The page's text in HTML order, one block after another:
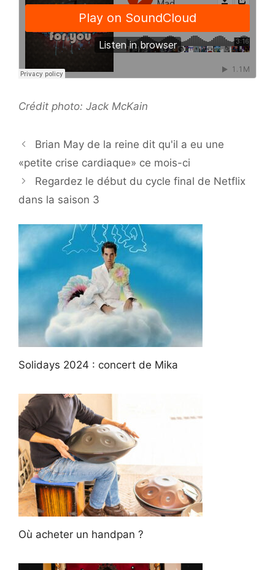
Crédit photo: Jack McKain
Brian May de la reine dit qu'il a eu une
«petite crise cardiaque» ce mois-ci
Regardez le début du cycle final de Netflix
dans la saison 3
Solidays 2024 : concert de Mika
Où acheter un handpan ?